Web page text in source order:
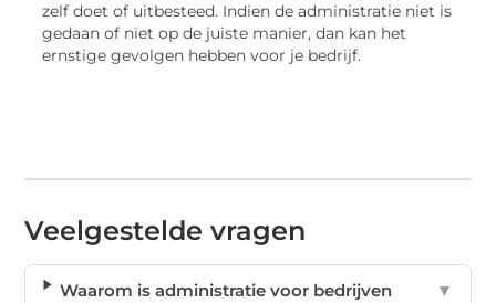
zelf doet of uitbesteed. Indien de administratie niet is
gedaan of niet op de juiste manier, dan kan het
ernstige gevolgen hebben voor je bedrijf.
Veelgestelde vragen
Waarom is administratie voor bedrijven
▼